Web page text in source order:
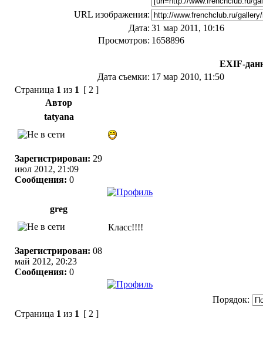
URL изображения:
Дата: 31 мар 2011, 10:16
Просмотров: 1658896
EXIF-
Дата съемки: 17 мар 2010, 11:50
Страница 1 из 1 [ 2 ]
Автор
tatyana
Зарегистрирован: 29
июл 2012, 21:09
Сообщения: 0
greg
Зарегистрирован: 08
май 2012, 20:23
Сообщения: 0
Класс!!!!
Порядок:
Страница 1 из 1 [ 2 ]